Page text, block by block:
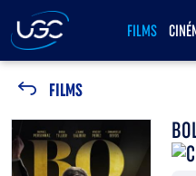
FILMS
FILMS